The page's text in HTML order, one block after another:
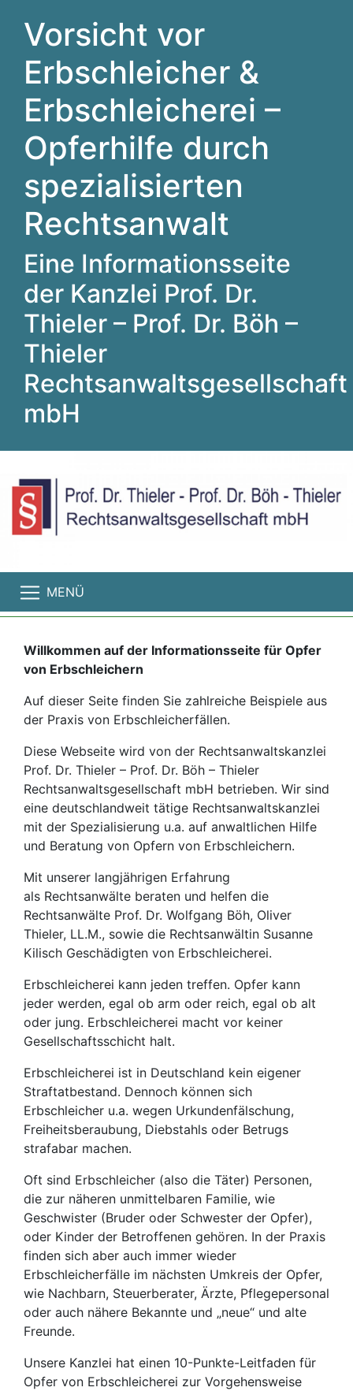
Vorsicht vor
Erbschleicher &
Erbschleicherei –
Opferhilfe durch
spezialisierten
Rechtsanwalt
Eine Informationsseite
der Kanzlei Prof. Dr.
Thieler – Prof. Dr. Böh –
Thieler
Rechtsanwaltsgesellschaft
mbH
MENÜ
Willkommen auf der Informationsseite für Opfer
von Erbschleichern
Auf dieser Seite finden Sie zahlreiche Beispiele aus
der Praxis von Erbschleicherfällen.
Diese Webseite wird von der Rechtsanwaltskanzlei
Prof. Dr. Thieler – Prof. Dr. Böh – Thieler
Rechtsanwaltsgesellschaft mbH betrieben. Wir sind
eine deutschlandweit tätige Rechtsanwaltskanzlei
mit der Spezialisierung u.a. auf anwaltlichen Hilfe
und Beratung von Opfern von Erbschleichern.
Mit unserer langjährigen Erfahrung
als Rechtsanwälte beraten und helfen die
Rechtsanwälte Prof. Dr. Wolfgang Böh, Oliver
Thieler, LL.M., sowie die Rechtsanwältin Susanne
Kilisch Geschädigten von Erbschleicherei.
Erbschleicherei kann jeden treffen. Opfer kann
jeder werden, egal ob arm oder reich, egal ob alt
oder jung. Erbschleicherei macht vor keiner
Gesellschaftsschicht halt.
Erbschleicherei ist in Deutschland kein eigener
Straftatbestand. Dennoch können sich
Erbschleicher u.a. wegen Urkundenfälschung,
Freiheitsberaubung, Diebstahls oder Betrugs
strafabar machen.
Oft sind Erbschleicher (also die Täter) Personen,
die zur näheren unmittelbaren Familie, wie
Geschwister (Bruder oder Schwester der Opfer),
oder Kinder der Betroffenen gehören. In der Praxis
finden sich aber auch immer wieder
Erbschleicherfälle im nächsten Umkreis der Opfer,
wie Nachbarn, Steuerberater, Ärzte, Pflegepersonal
oder auch nähere Bekannte und „neue“ und alte
Freunde.
Unsere Kanzlei hat einen 10-Punkte-Leitfaden für
Opfer von Erbschleicherei zur Vorgehensweise